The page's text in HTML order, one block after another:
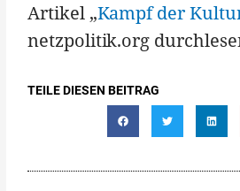
Artikel „Kampf der
netzpolitik.org
TEILE DIESEN BEITRAG